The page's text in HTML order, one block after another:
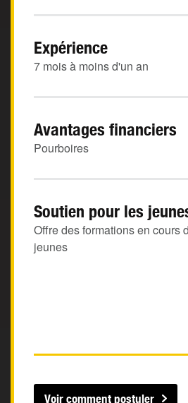
Expérience
7 mois à moins d'un an
Avantages financiers
Pourboires
Soutien pour les
Offre des formations en cours
jeunes
Voir comment postuler